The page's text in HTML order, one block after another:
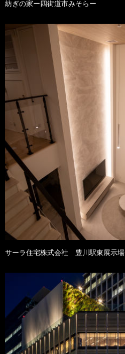
紡ぎの家ー四街道市みそらー
サーラ住宅株式会社 豊川駅東展示場